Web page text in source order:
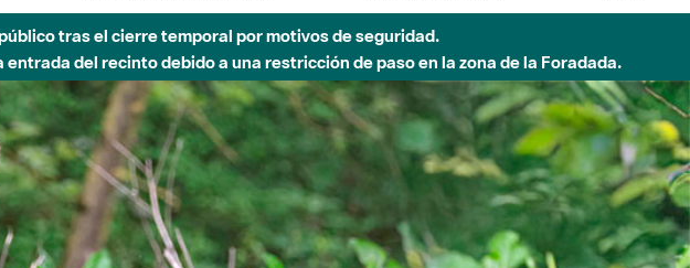
tras el cierre temporal por motivos de seguridad.
del recinto debido a una restricción de paso en la zona de la Foradada.